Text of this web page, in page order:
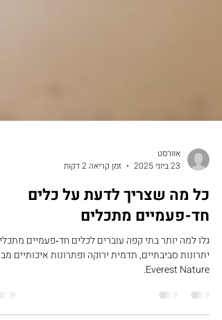
אוורסט
23 ביוני 2025
זמן קריאה 2 דקות
כל מה שצריך לדעת על כלים
חד-פעמיים מתכלים
יתרונות סביבתיים, תדמית ירוקה ופתרונות איכותיים
Everest Nature.